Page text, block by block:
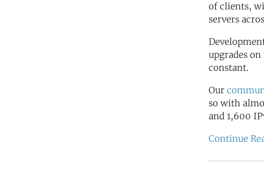
of clients,
servers
upgrades
constant.
Our
so with
and 1,600
Continue